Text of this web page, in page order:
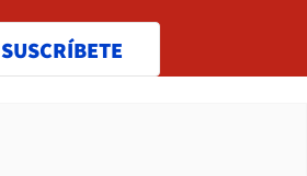
SUSCRÍBETE